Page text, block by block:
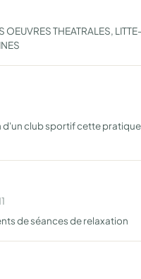
THEATRALES,
club sportif cette
de séances de relaxation